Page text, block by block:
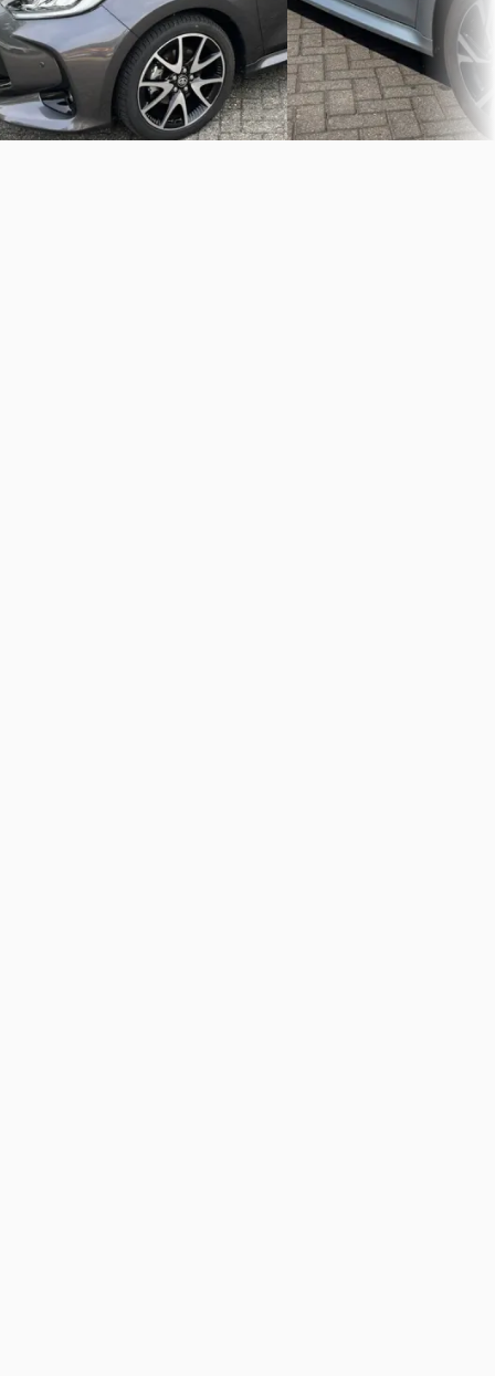
Bekijk aanbieding →
Vergelijk
Vergelijk